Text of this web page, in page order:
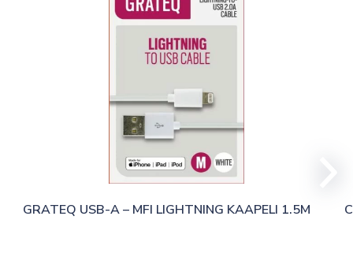
GRATEQ USB-A – MFI LIGHTNING KAAPELI 1.5M